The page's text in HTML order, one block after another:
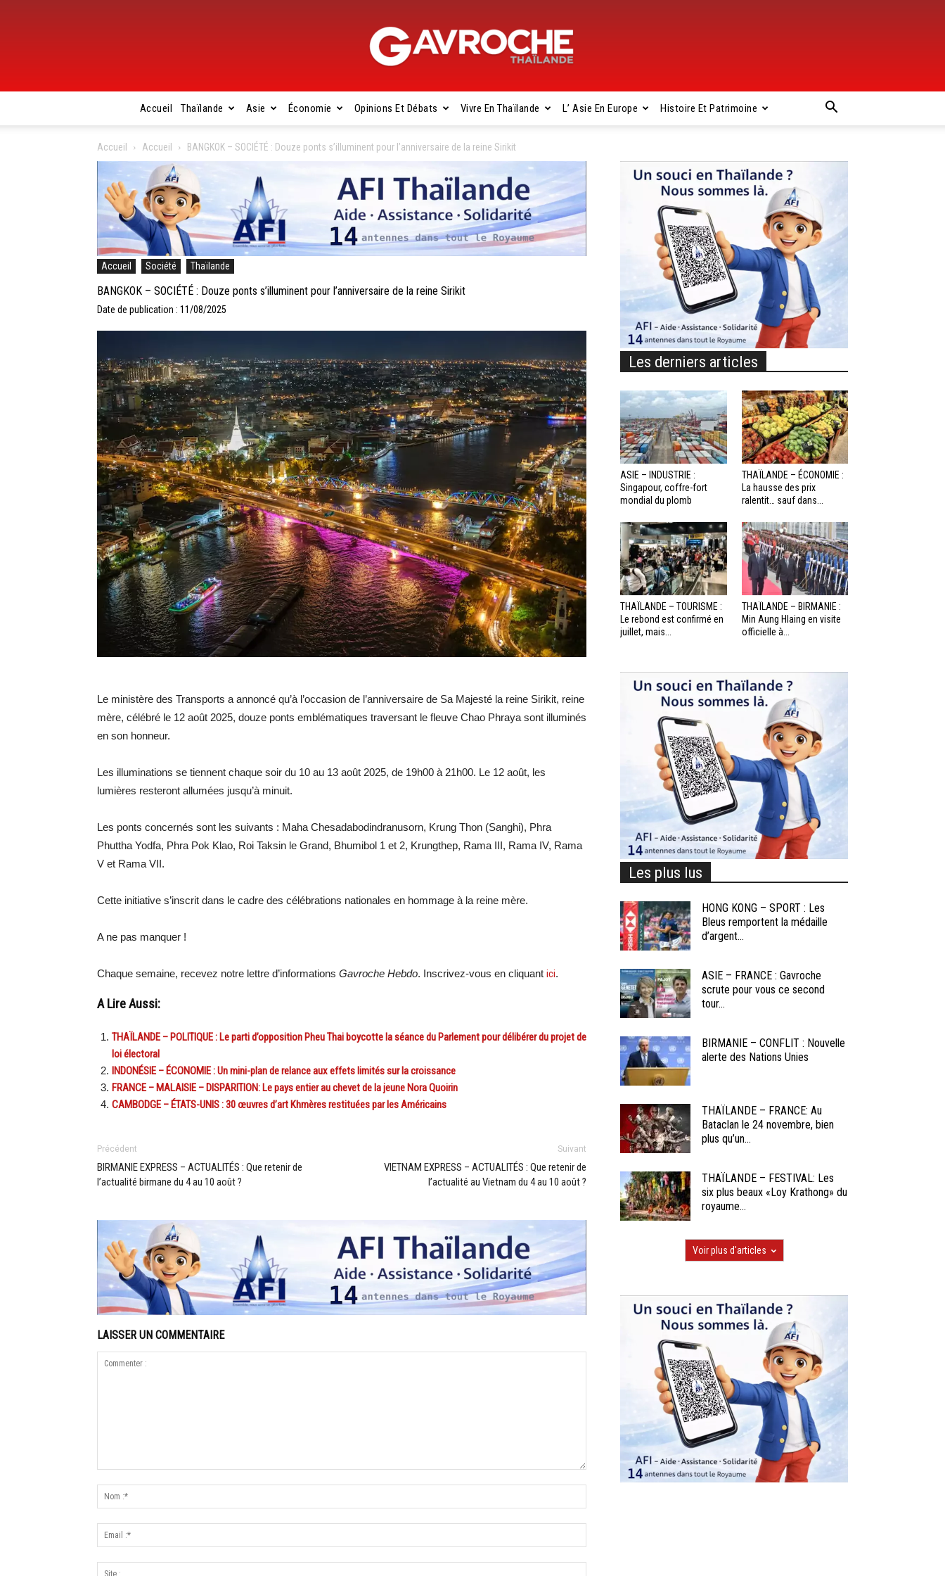
Gavroche
Thaïlande
Accueil Thaïlande Asie Économie Opinions Et Débats Vivre En Thaïlande L’ Asie En Europe Histoire Et Patrimoine
Accueil Accueil BANGKOK – SOCIÉTÉ : Douze ponts s’illuminent pour l’anniversaire de la reine Sirikit
Accueil Société Thaïlande
BANGKOK – SOCIÉTÉ : Douze ponts s’illuminent pour l’anniversaire de la reine Sirikit
Date de publication : 11/08/2025
Le ministère des Transports a annoncé qu’à l’occasion de l’anniversaire de Sa Majesté la reine Sirikit, reine
mère, célébré le 12 août 2025, douze ponts emblématiques traversant le fleuve Chao Phraya sont illuminés
en son honneur.
Les illuminations se tiennent chaque soir du 10 au 13 août 2025, de 19h00 à 21h00. Le 12 août, les
lumières resteront allumées jusqu’à minuit.
Les ponts concernés sont les suivants : Maha Chesadabodindranusorn, Krung Thon (Sanghi), Phra
Phuttha Yodfa, Phra Pok Klao, Roi Taksin le Grand, Bhumibol 1 et 2, Krungthep, Rama III, Rama IV, Rama
V et Rama VII.
Cette initiative s’inscrit dans le cadre des célébrations nationales en hommage à la reine mère.
A ne pas manquer !
Chaque semaine, recevez notre lettre d’informations Gavroche Hebdo. Inscrivez-vous en cliquant ici.
A Lire Aussi:
THAÏLANDE – POLITIQUE : Le parti d’opposition Pheu Thai boycotte la séance du Parlement pour délibérer du projet de
loi électoral
INDONÉSIE – ÉCONOMIE : Un mini-plan de relance aux effets limités sur la croissance
FRANCE – MALAISIE – DISPARITION: Le pays entier au chevet de la jeune Nora Quoirin
CAMBODGE – ÉTATS-UNIS : 30 œuvres d’art Khmères restituées par les Américains
Précédent
BIRMANIE EXPRESS – ACTUALITÉS : Que retenir de
l’actualité birmane du 4 au 10 août ?
Suivant
VIETNAM EXPRESS – ACTUALITÉS : Que retenir de
l’actualité au Vietnam du 4 au 10 août ?
LAISSER UN COMMENTAIRE
Les derniers articles
ASIE – INDUSTRIE :
Singapour, coffre-fort
mondial du plomb
THAÏLANDE – ÉCONOMIE :
La hausse des prix
ralentit… sauf dans...
THAÏLANDE – TOURISME :
Le rebond est confirmé en
juillet, mais...
THAÏLANDE – BIRMANIE :
Min Aung Hlaing en visite
officielle à...
Les plus lus
HONG KONG – SPORT : Les
Bleus remportent la médaille
d’argent...
ASIE – FRANCE : Gavroche
scrute pour vous ce second
tour...
BIRMANIE – CONFLIT : Nouvelle
alerte des Nations Unies
THAÏLANDE – FRANCE: Au
Bataclan le 24 novembre, bien
plus qu’un...
THAÏLANDE – FESTIVAL: Les
six plus beaux «Loy Krathong» du
royaume...
Voir plus d'articles